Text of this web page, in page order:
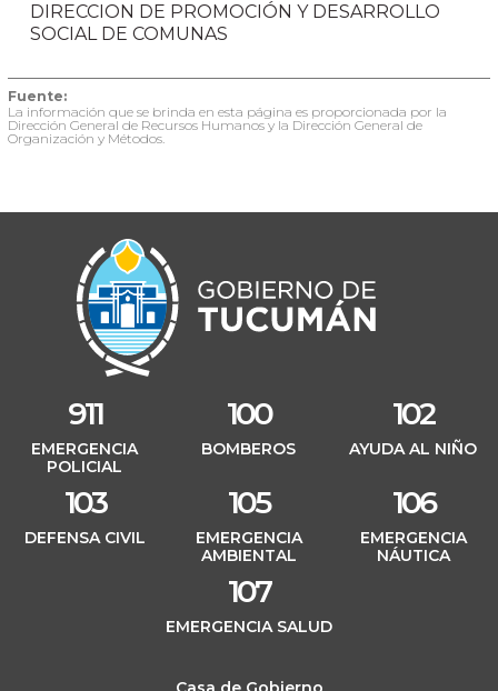
DIRECCION DE PROMOCIÓN Y DESARROLLO
SOCIAL DE COMUNAS
Fuente:
La información que se brinda en esta página es proporcionada por la
Dirección General de Recursos Humanos y la Dirección General de
Organización y Métodos.
911
EMERGENCIA
POLICIAL
100
BOMBEROS
102
AYUDA AL NIÑO
103
DEFENSA CIVIL
105
EMERGENCIA
AMBIENTAL
106
EMERGENCIA
NÁUTICA
107
EMERGENCIA SALUD